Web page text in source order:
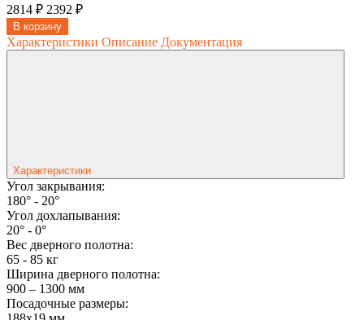
2814 ₽ 2392 ₽
В корзину
Характеристики Описание Документация
Характеристики
Угол закрывания:
180° - 20°
Угол дохлапывания:
20° - 0°
Вес дверного полотна:
65 - 85 кг
Ширина дверного полотна:
900 – 1300 мм
Посадочные размеры: